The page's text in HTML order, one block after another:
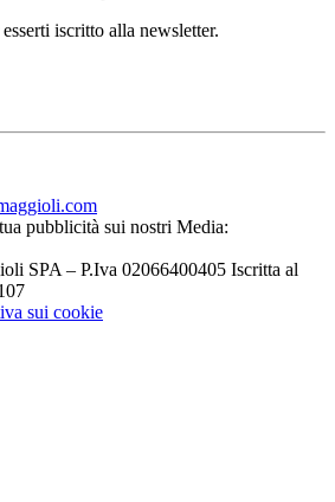
iscritto alla newsletter.
pubblicità sui nostri Media:
SPA – P.Iva 02066400405 Iscritta al
sui cookie